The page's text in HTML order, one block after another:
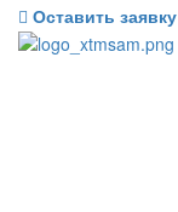
Оставить заявку